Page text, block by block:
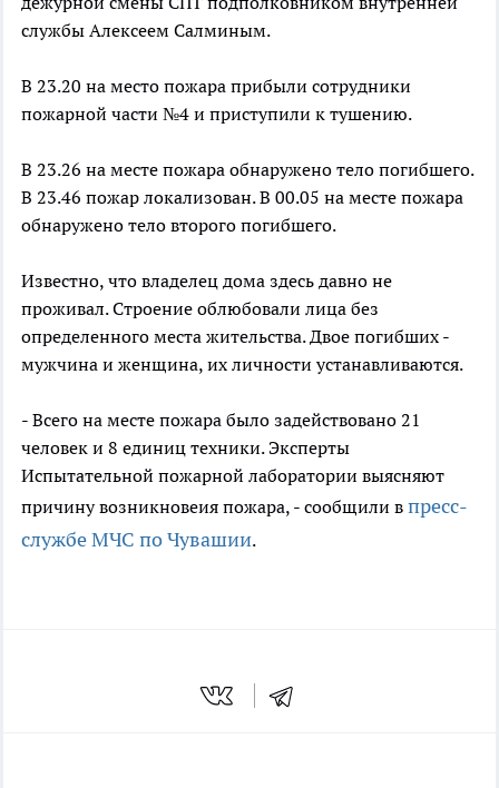
службы Алексеем Салминым.
В 23.20 на место пожара прибыли сотрудники
пожарной части №4 и приступили к тушению.
В 23.26 на месте пожара обнаружено тело погибшего.
В 23.46 пожар локализован. В 00.05 на месте пожара
обнаружено тело второго погибшего.
Известно, что владелец дома здесь давно не
проживал. Строение облюбовали лица без
определенного места жительства. Двое погибших -
мужчина и женщина, их личности устанавливаются.
- Всего на месте пожара было задействовано 21
человек и 8 единиц техники. Эксперты
Испытательной пожарной лаборатории выясняют
причину возникновеия пожара, - сообщили в пресс-
службе МЧС по Чувашии.